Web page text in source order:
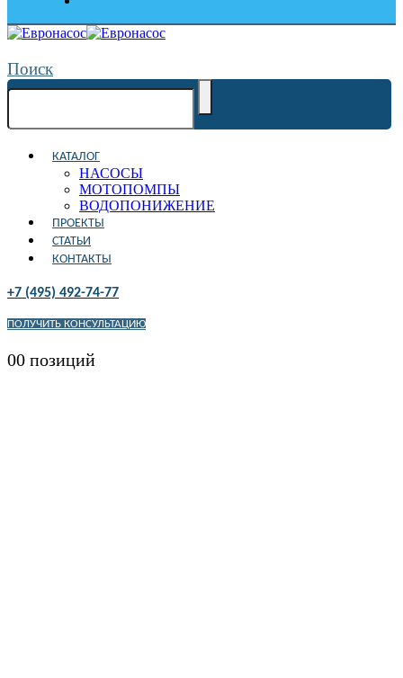
Поиск
КАТАЛОГ
НАСОСЫ
МОТОПОМПЫ
ВОДОПОНИЖЕНИЕ
ПРОЕКТЫ
СТАТЬИ
КОНТАКТЫ
+7 (495) 492-74-77
ПОЛУЧИТЬ КОНСУЛЬТАЦИЮ
00 позиций